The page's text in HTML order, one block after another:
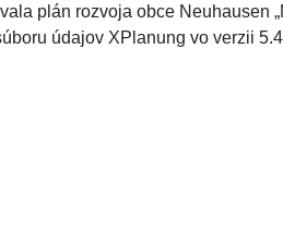
plán rozvoja obce Neuhausen
údajov XPlanung vo verzii